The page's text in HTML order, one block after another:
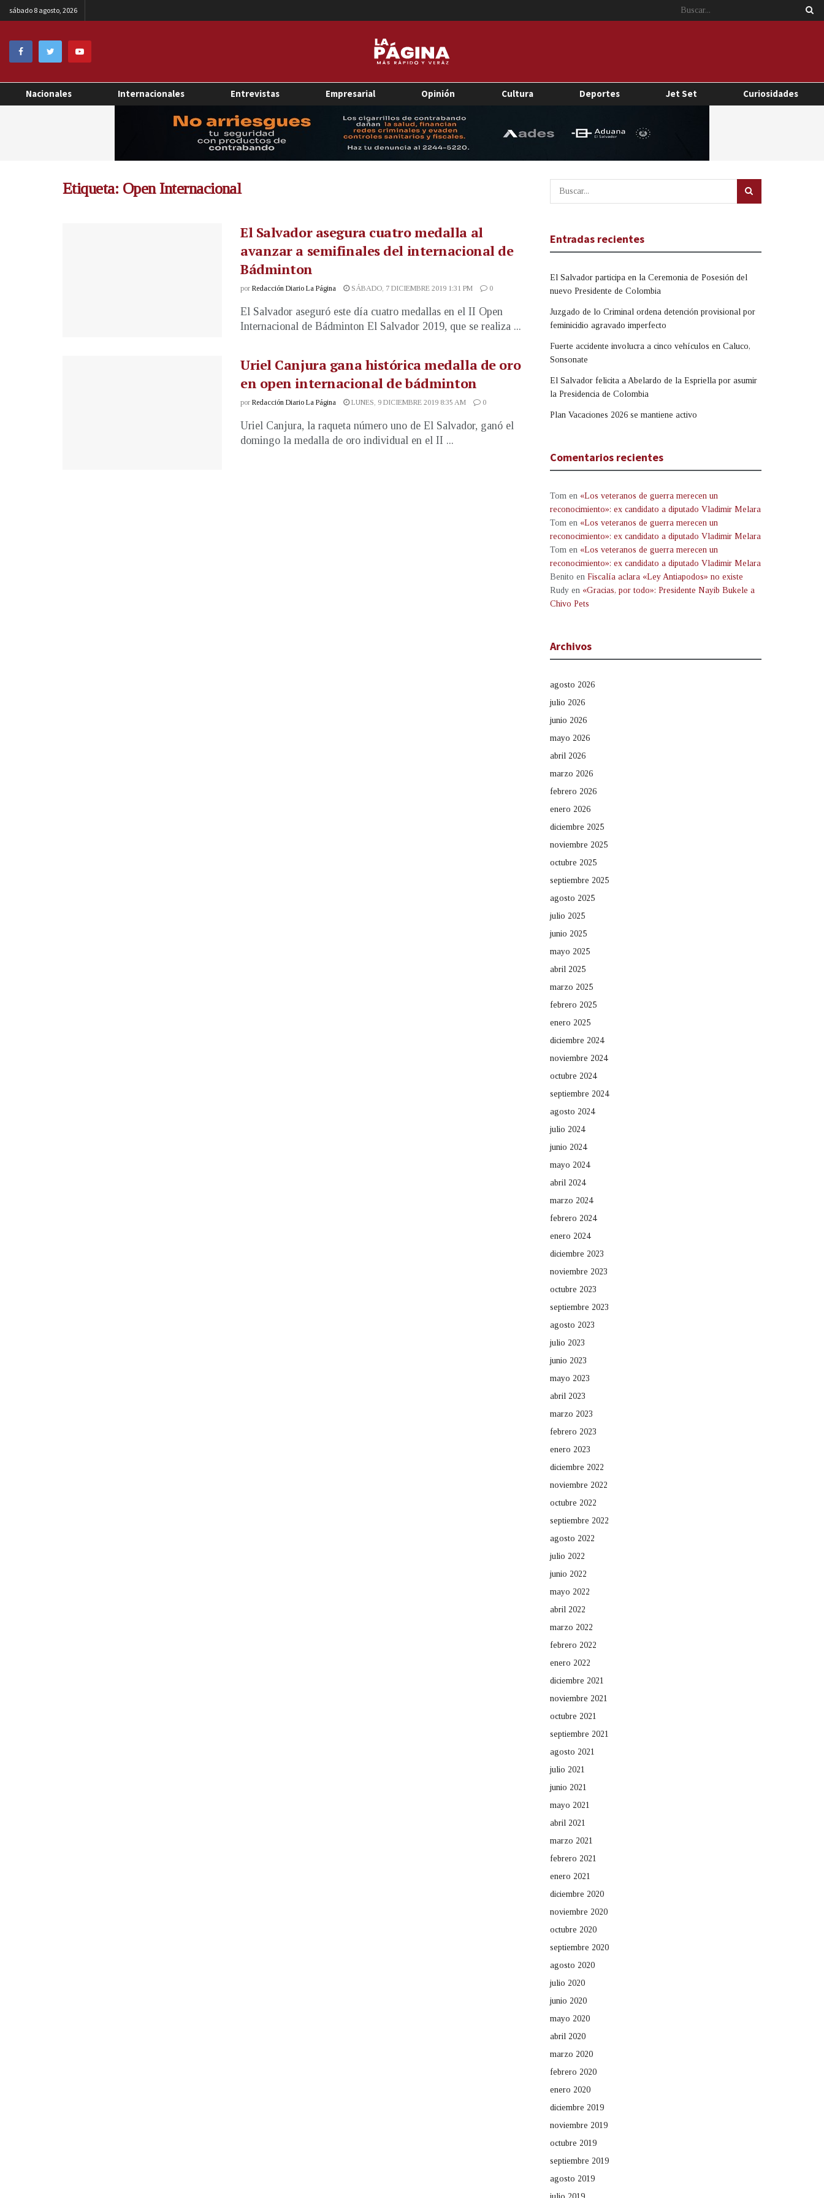
sábado 8 agosto, 2026
Nacionales Internacionales Entrevistas Empresarial Opinión Cultura Deportes Jet Set Curiosidades
Etiqueta: Open Internacional
El Salvador asegura cuatro medalla al
avanzar a semifinales del internacional de
Bádminton
por Redacción Diario La Página SÁBADO, 7 DICIEMBRE 2019 1:31 PM 0
El Salvador aseguró este día cuatro medallas en el II Open
Internacional de Bádminton El Salvador 2019, que se realiza ...
Uriel Canjura gana histórica medalla de oro
en open internacional de bádminton
por Redacción Diario La Página LUNES, 9 DICIEMBRE 2019 8:35 AM 0
Uriel Canjura, la raqueta número uno de El Salvador, ganó el
domingo la medalla de oro individual en el II ...
Entradas recientes
El Salvador participa en la Ceremonia de Posesión del
nuevo Presidente de Colombia
Juzgado de lo Criminal ordena detención provisional por
feminicidio agravado imperfecto
Fuerte accidente involucra a cinco vehículos en Caluco,
Sonsonate
El Salvador felicita a Abelardo de la Espriella por asumir
la Presidencia de Colombia
Plan Vacaciones 2026 se mantiene activo
Comentarios recientes
Tom en «Los veteranos de guerra merecen un
reconocimiento»: ex candidato a diputado Vladimir Melara
Tom en «Los veteranos de guerra merecen un
reconocimiento»: ex candidato a diputado Vladimir Melara
Tom en «Los veteranos de guerra merecen un
reconocimiento»: ex candidato a diputado Vladimir Melara
Benito en Fiscalía aclara «Ley Antiapodos» no existe
Rudy en «Gracias, por todo»: Presidente Nayib Bukele a
Chivo Pets
Archivos
agosto 2026
julio 2026
junio 2026
mayo 2026
abril 2026
marzo 2026
febrero 2026
enero 2026
diciembre 2025
noviembre 2025
octubre 2025
septiembre 2025
agosto 2025
julio 2025
junio 2025
mayo 2025
abril 2025
marzo 2025
febrero 2025
enero 2025
diciembre 2024
noviembre 2024
octubre 2024
septiembre 2024
agosto 2024
julio 2024
junio 2024
mayo 2024
abril 2024
marzo 2024
febrero 2024
enero 2024
diciembre 2023
noviembre 2023
octubre 2023
septiembre 2023
agosto 2023
julio 2023
junio 2023
mayo 2023
abril 2023
marzo 2023
febrero 2023
enero 2023
diciembre 2022
noviembre 2022
octubre 2022
septiembre 2022
agosto 2022
julio 2022
junio 2022
mayo 2022
abril 2022
marzo 2022
febrero 2022
enero 2022
diciembre 2021
noviembre 2021
octubre 2021
septiembre 2021
agosto 2021
julio 2021
junio 2021
mayo 2021
abril 2021
marzo 2021
febrero 2021
enero 2021
diciembre 2020
noviembre 2020
octubre 2020
septiembre 2020
agosto 2020
julio 2020
junio 2020
mayo 2020
abril 2020
marzo 2020
febrero 2020
enero 2020
diciembre 2019
noviembre 2019
octubre 2019
septiembre 2019
agosto 2019